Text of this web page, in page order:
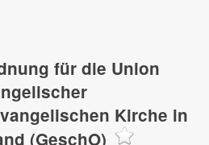
für die Union
Kirche in
(GeschO)